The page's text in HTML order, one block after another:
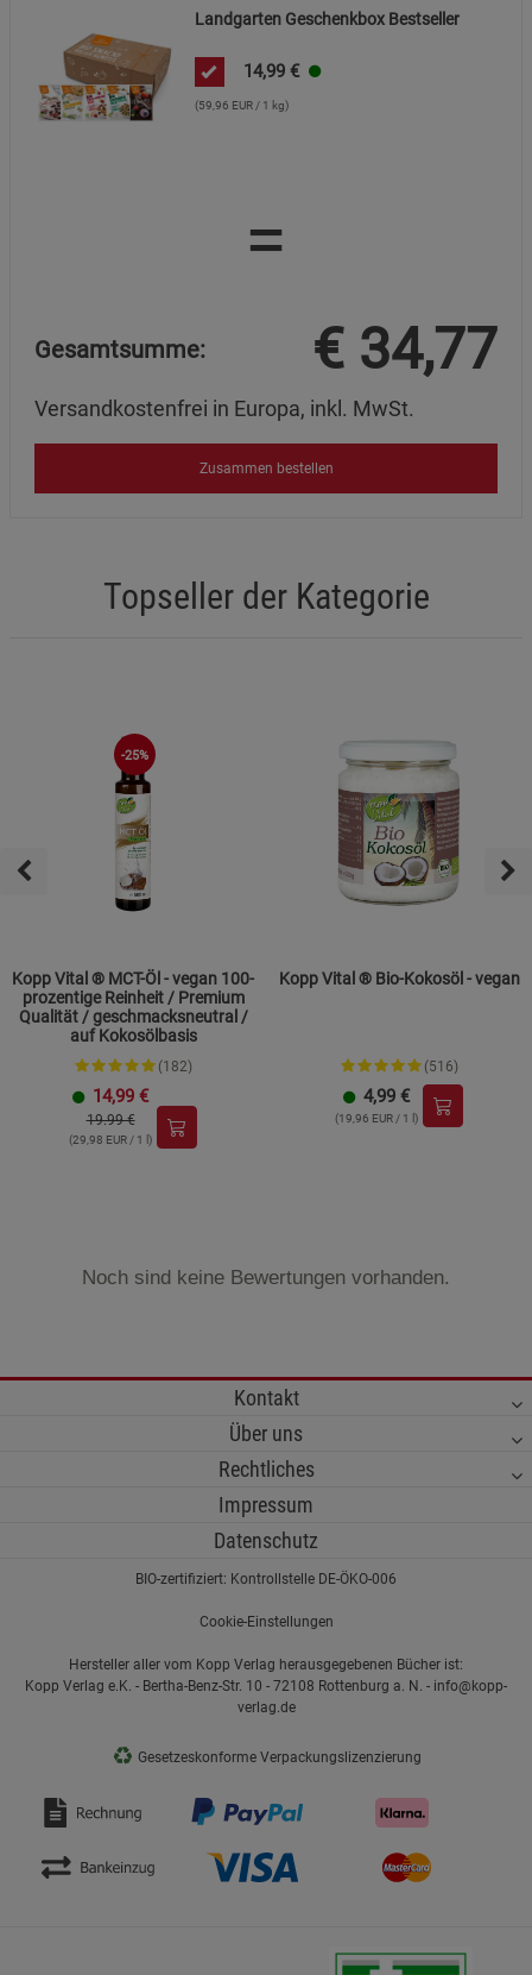
Landgarten Geschenkbox Bestseller
14,99 €
(59,96 EUR / 1 kg)
=
Gesamtsumme: € 34,77
Versandkostenfrei in Europa, inkl. MwSt.
Zusammen bestellen
Topseller der Kategorie
-25%
Kopp Vital ® MCT-Öl - vegan 100-
prozentige Reinheit / Premium
Qualität / geschmacksneutral /
auf Kokosölbasis
(182)
14,99 €
19.99 €
(29,98 EUR / 1 l)
Kopp Vital ® Bio-Kokosöl - vegan
(516)
4,99 €
(19,96 EUR / 1 l)
Noch sind keine Bewertungen vorhanden.
Kontakt
Über uns
Rechtliches
Impressum
Datenschutz
BIO-zertifiziert: Kontrollstelle DE-ÖKO-006
Cookie-Einstellungen
Hersteller aller vom Kopp Verlag herausgegebenen Bücher ist:
Kopp Verlag e.K. - Bertha-Benz-Str. 10 - 72108 Rottenburg a. N. - info@kopp-
verlag.de
♻ Gesetzeskonforme Verpackungslizenzierung